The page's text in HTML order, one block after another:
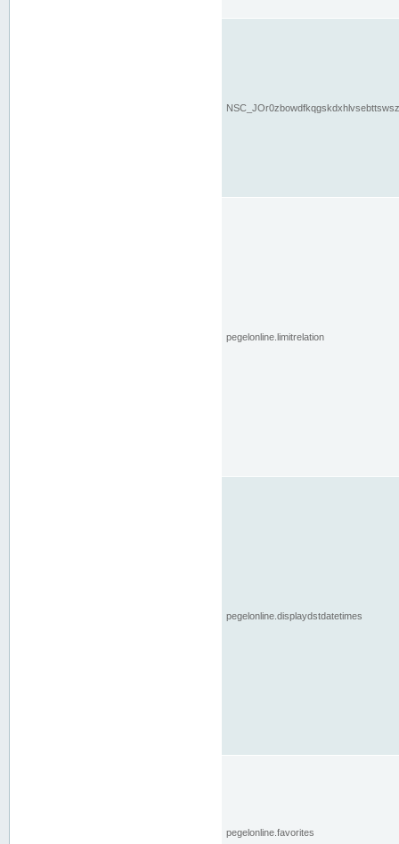
pegelonline.limitrelation
pegelonline.displaydstdatetimes
pegelonline.favorites